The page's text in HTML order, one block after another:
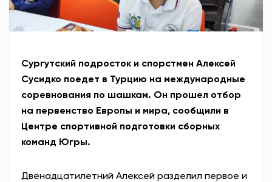
Сургутский подросток и спорстмен Алексей
Сусидко поедет в Турцию на международные
соревнования по шашкам. Он прошел отбор
на первенство Европы и мира, сообщили в
Центре спортивной подготовки сборных
команд Югры.
Двенадцатилетний Алексей разделил первое и